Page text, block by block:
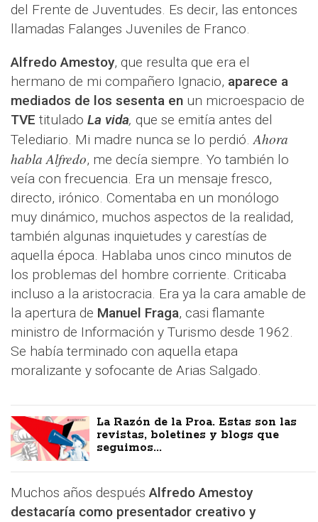
del Frente de Juventudes. Es decir, las entonces
llamadas Falanges Juveniles de Franco.
Alfredo Amestoy, que resulta que era el
hermano de mi compañero Ignacio, aparece a
mediados de los sesenta en un microespacio de
TVE titulado La vida, que se emitía antes del
Telediario. Mi madre nunca se lo perdió.Ahora
habla Alfredo, me decía siempre. Yo también lo
veía con frecuencia. Era un mensaje fresco,
directo, irónico. Comentaba en un monólogo
muy dinámico, muchos aspectos de la realidad,
también algunas inquietudes y carestías de
aquella época. Hablaba unos cinco minutos de
los problemas del hombre corriente. Criticaba
incluso a la aristocracia. Era ya la cara amable de
la apertura de Manuel Fraga, casi flamante
ministro de Información y Turismo desde 1962.
Se había terminado con aquella etapa
moralizante y sofocante de Arias Salgado.
La Razón de la Proa. Estas son las
revistas, boletines y blogs que
seguimos...
Muchos años despuésAlfredo Amestoy
destacaría como presentador creativo y